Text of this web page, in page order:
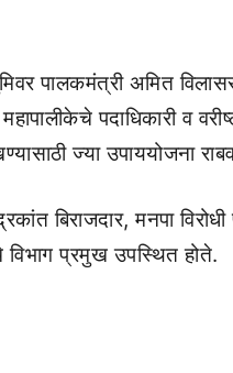
पालकमंत्री अमित
पदाधिकारी व
ज्या उपाययोजना
बिराजदार, मनपा
विभाग प्रमुख उपस्थित होते.